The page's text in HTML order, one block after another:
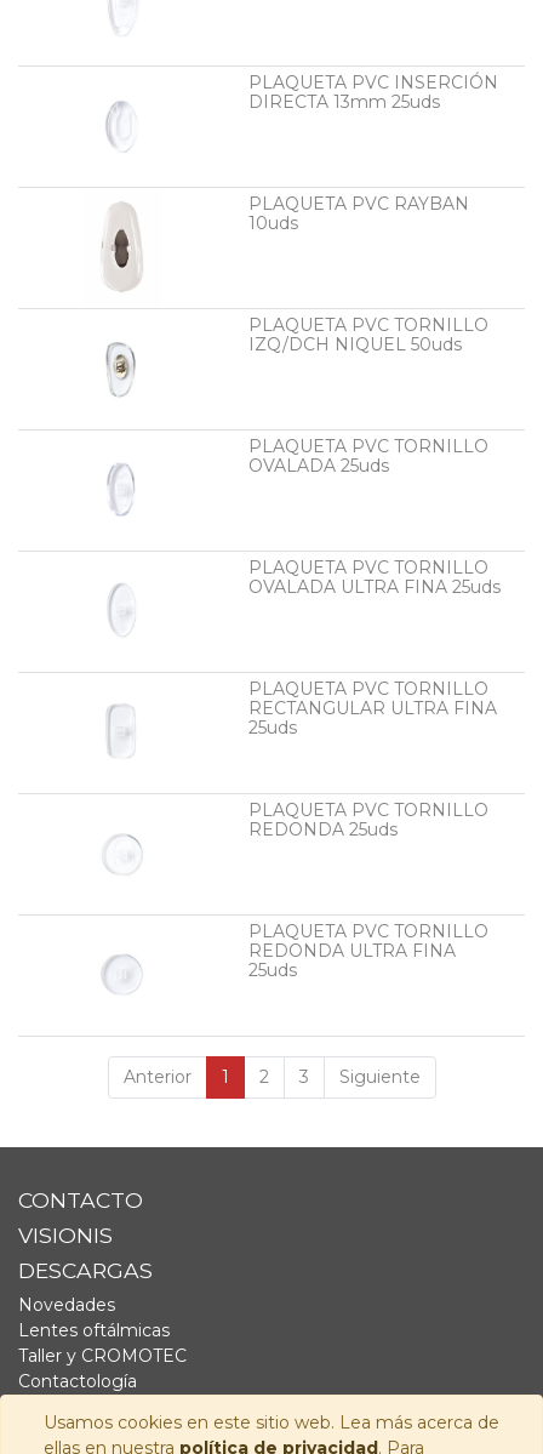
Usamos cookies en este sitio web. Lea más acerca de
ellas en nuestra política de privacidad. Para
PLAQUETA PVC INSERCIÓN
DIRECTA 13mm 25uds
PLAQUETA PVC RAYBAN
10uds
PLAQUETA PVC TORNILLO
IZQ/DCH NIQUEL 50uds
PLAQUETA PVC TORNILLO
OVALADA 25uds
PLAQUETA PVC TORNILLO
OVALADA ULTRA FINA 25uds
PLAQUETA PVC TORNILLO
RECTANGULAR ULTRA FINA
25uds
PLAQUETA PVC TORNILLO
REDONDA 25uds
PLAQUETA PVC TORNILLO
REDONDA ULTRA FINA
25uds
Anterior 1 2 3 Siguiente
CONTACTO
VISIONIS
DESCARGAS
Novedades
Lentes oftálmicas
Taller y CROMOTEC
Contactología
Fornitura